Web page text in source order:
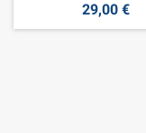
29,00 €